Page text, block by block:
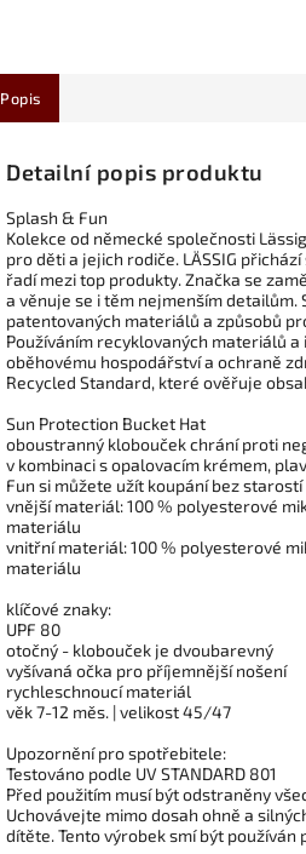
Popis
Detailní popis produktu
Splash & Fun
Kolekce od německé společnosti
pro děti a jejich rodiče. LÄSSIG
řadí mezi top produkty. Značka se
a věnuje se i těm nejmenším detailům.
patentovaných materiálů a způsobů
Používáním recyklovaných materiálů
oběhovému hospodářství a ochraně
Recycled Standard, které ověřuje
Sun Protection Bucket Hat
oboustranný klobouček chrání proti
v kombinaci s opalovacím krémem,
Fun si můžete užít koupání bez starostí
vnější materiál: 100 % polyesterové
materiálu
vnitřní materiál: 100 % polyesterové
materiálu
klíčové znaky:
UPF 80
otočný - klobouček je dvoubarevný
vyšívaná očka pro příjemnější nošení
rychleschnoucí materiál
věk 7-12 měs. | velikost 45/47
Upozornění pro spotřebitele:
Testováno podle UV STANDARD 801
Před použitím musí být odstraněny
Uchovávejte mimo dosah ohně a
dítěte. Tento výrobek smí být